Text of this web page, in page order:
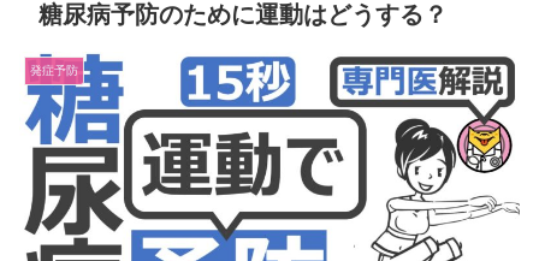
糖尿病予防のために運動はどうする？
発症予防